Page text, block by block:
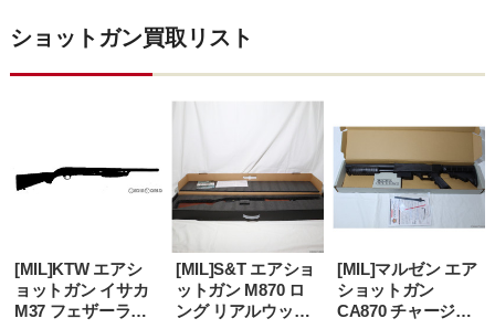
ショットガン買取リスト
[MIL]KTW エアシ
ョットガン イサカ
M37 フェザーライ
[MIL]S&T エアショ
ットガン M870 ロ
ング リアルウッド
[MIL]マルゼン エア
ショットガン
CA870 チャージャ